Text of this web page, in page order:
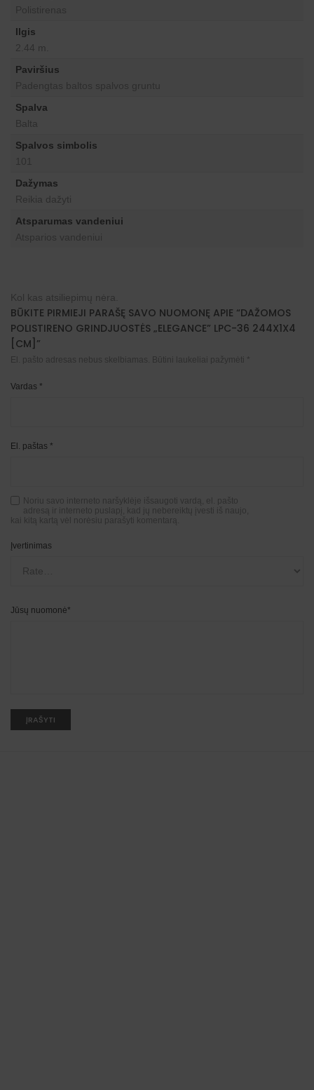
Ilgis
2.44 m.
Paviršius
Spalva
Balta
Spalvos simbolis
Dažymas
Reikia dažyti
Atsparumas vandeniui
Kol kas atsiliepimų nėra.
BŪKITE PIRMIEJI PARAŠĘ SAVO NUOMONĘ APIE “DAŽOMOS
POLISTIRENO GRINDJUOSTĖS „ELEGANCE” LPC-36 244X1X4
[CM]”
El. pašto adresas nebus skelbiamas. Būtini laukeliai pažymėti
Vardas *
El. paštas *
Noriu savo interneto naršyklėje išsaugoti vardą, el. pašto
adresą ir interneto puslapį, kad jų nebereiktų įvesti iš naujo,
kai kitą kartą vėl norėsiu parašyti komentarą.
Įvertinimas
Jūsų nuomonė*